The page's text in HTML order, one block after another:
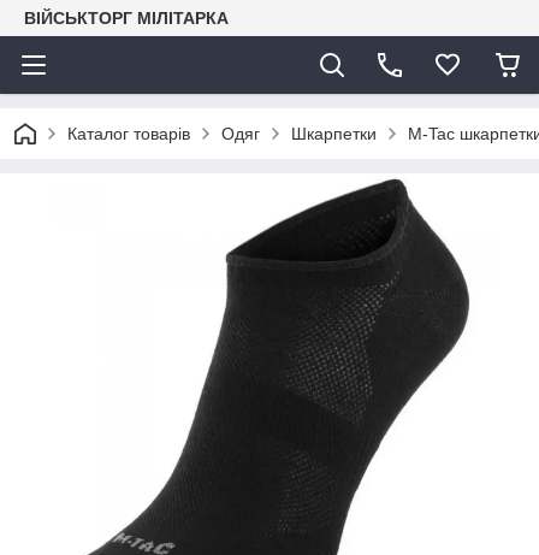
ВІЙСЬКТОРГ МІЛІТАРКА
Каталог товарів Одяг Шкарпетки M-Tac шкарпетки